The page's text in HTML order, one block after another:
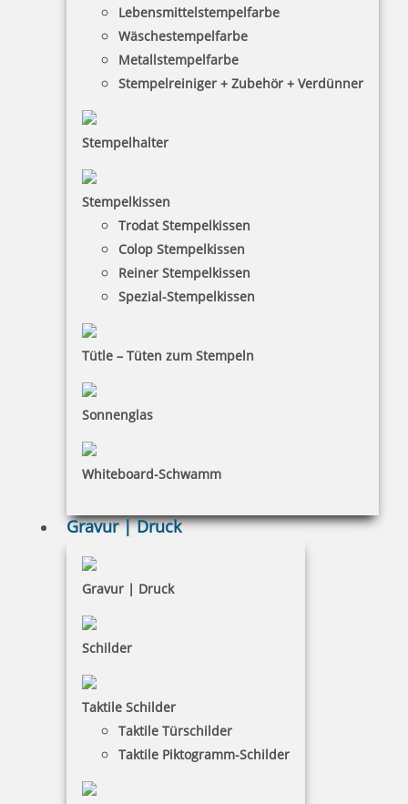
Lebensmittelstempelfarbe
Wäschestempelfarbe
Metallstempelfarbe
Stempelreiniger + Zubehör + Verdünner
Stempelhalter
Stempelkissen
Trodat Stempelkissen
Colop Stempelkissen
Reiner Stempelkissen
Spezial-Stempelkissen
Tütle – Tüten zum Stempeln
Sonnenglas
Whiteboard-Schwamm
Gravur | Druck
Gravur | Druck
Schilder
Taktile Schilder
Taktile Türschilder
Taktile Piktogramm-Schilder
HINWEISE
Versandinformationen
Zahlungsbedingungen
Bestellhinweise
INFORMATIONEN
Impressum
Widerruf
Barrierefreiheit
Vertrag widerrufen
Mein Konto